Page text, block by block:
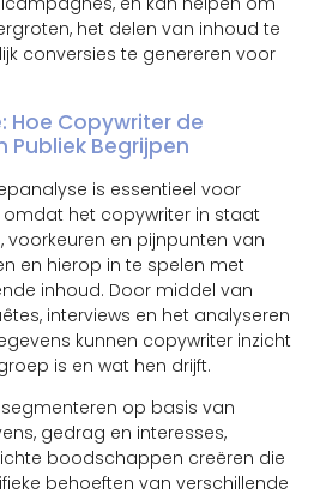
het delen van inhoud te
conversies te genereren voor
Hoe Copywriter de
Publiek Begrijpen
is essentieel voor
omdat het copywriter in staat
en pijnpunten van
en hierop in te spelen met
inhoud. Door middel van
interviews en het analyseren
kunnen copywriter inzicht
is en wat hen drijft.
op basis van
gedrag en interesses,
boodschappen creëren die
behoeften van verschillende